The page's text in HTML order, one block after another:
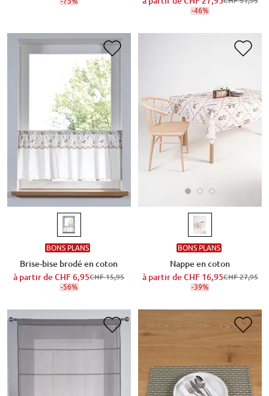
-46%
BONS PLANS
Brise-bise brodé en coton
à partir deCHF 6,95CHF 15,95
-56%
BONS PLANS
Nappe en coton
à partir deCHF 16,95CHF 27,95
-39%